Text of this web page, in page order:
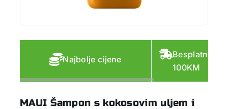
Najbolje cijene
Besplatna
100KM
MAUI Šampon s kokosovim uljem i